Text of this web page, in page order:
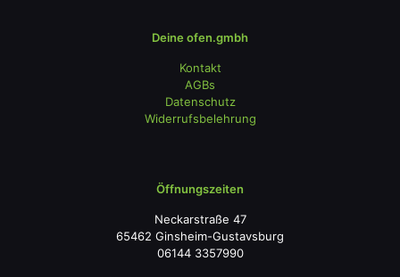
Deine ofen.gmbh
Kontakt
AGBs
Datenschutz
Widerrufsbelehrung
Öffnungszeiten
Neckarstraße 47
65462 Ginsheim-Gustavsburg
06144 3357990